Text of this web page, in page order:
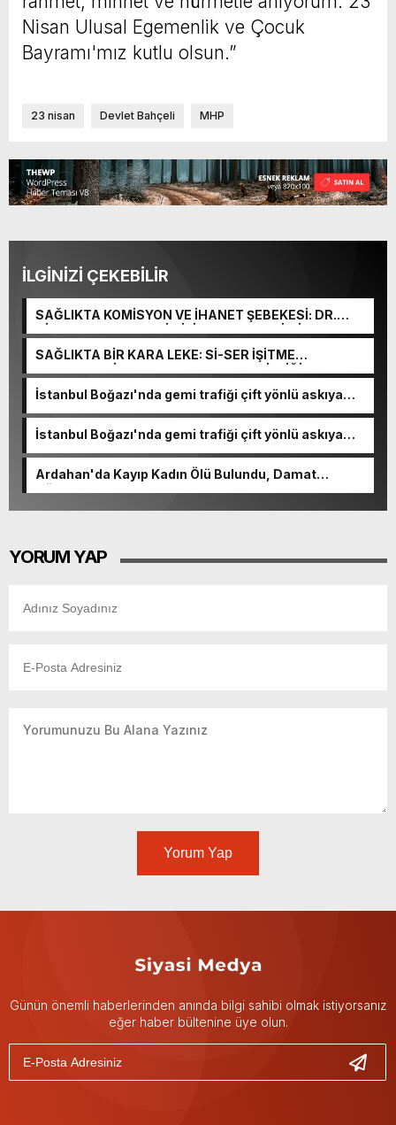
Nisan Ulusal Egemenlik ve Çocuk
Bayramı'mız kutlu olsun.”
23 nisan Devlet Bahçeli MHP
İLGİNİZİ ÇEKEBİLİR
SAĞLIKTA KOMİSYON VE İHANET ŞEBEKESİ: DR.
NİHAT URUÇ VE SEMİH İŞİTME MERKEZİ’NİN SGK
VURGUNU!
SAĞLIKTA BİR KARA LEKE: Sİ-SER İŞİTME
MERKEZLERİ VE MODERN UMUT TACİRLİĞİ
İstanbul Boğazı'nda gemi trafiği çift yönlü askıya
İstanbul Boğazı'nda gemi trafiği çift yönlü askıya
Ardahan'da Kayıp Kadın Ölü Bulundu, Damat
Gözaltında
YORUM YAP
Yorum Yap
Günün önemli haberlerinden anında bilgi sahibi olmak istiyorsanız
eğer haber bültenine üye olun.